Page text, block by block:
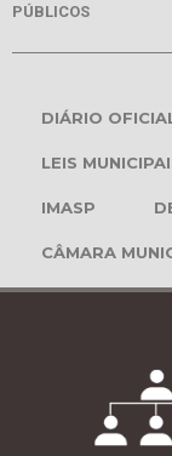
PÚBLICOS
DIÁRIO
LEIS
IMASP
CÂMARA